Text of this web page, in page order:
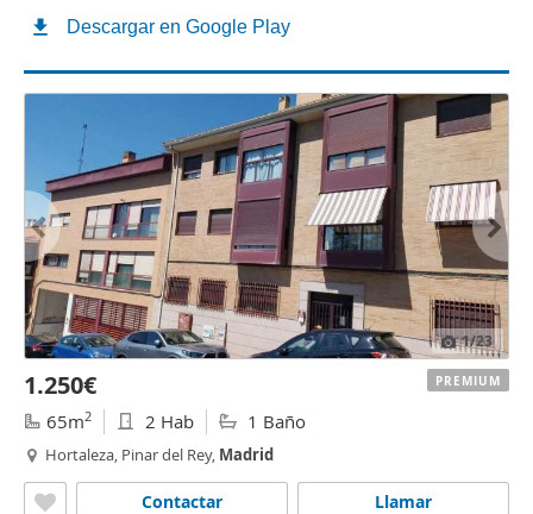
1/23
1.250€
65m2 2 Hab 1 Baño
Hortaleza, Pinar del Rey, Madrid
Llamar
Contactar
PREMIUM